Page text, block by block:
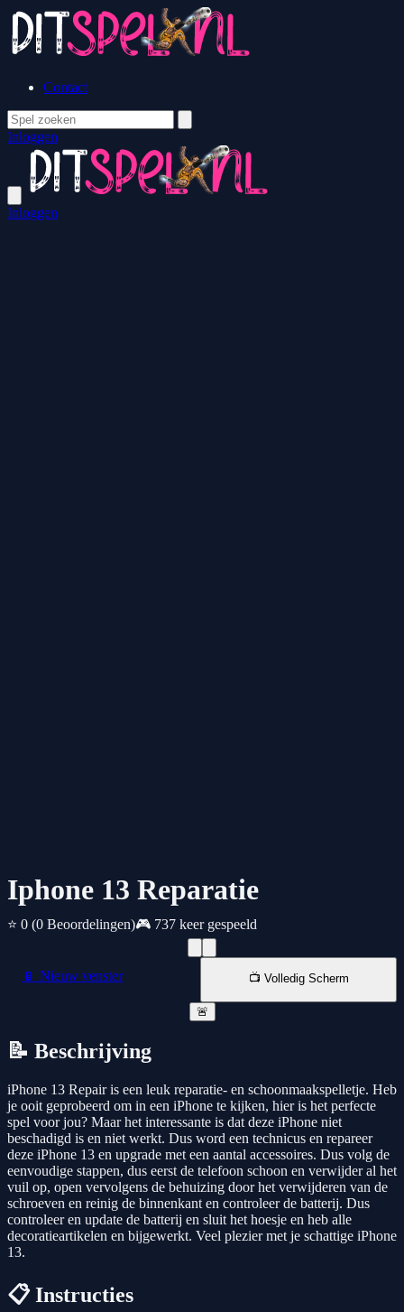
Contact
Inloggen
Inloggen
Iphone 13 Reparatie
⭐ 0 (0 Beoordelingen)🎮 737 keer gespeeld
📱 Nieuw venster 📺 Volledig Scherm
🚨
📝 Beschrijving
iPhone 13 Repair is een leuk reparatie- en schoonmaakspelletje. Heb
je ooit geprobeerd om in een iPhone te kijken, hier is het perfecte
spel voor jou? Maar het interessante is dat deze iPhone niet
beschadigd is en niet werkt. Dus word een technicus en repareer
deze iPhone 13 en upgrade met een aantal accessoires. Dus volg de
eenvoudige stappen, dus eerst de telefoon schoon en verwijder al het
vuil op, open vervolgens de behuizing door het verwijderen van de
schroeven en reinig de binnenkant en controleer de batterij. Dus
controleer en update de batterij en sluit het hoesje en heb alle
decoratieartikelen en bijgewerkt. Veel plezier met je schattige iPhone
13.
📋 Instructies